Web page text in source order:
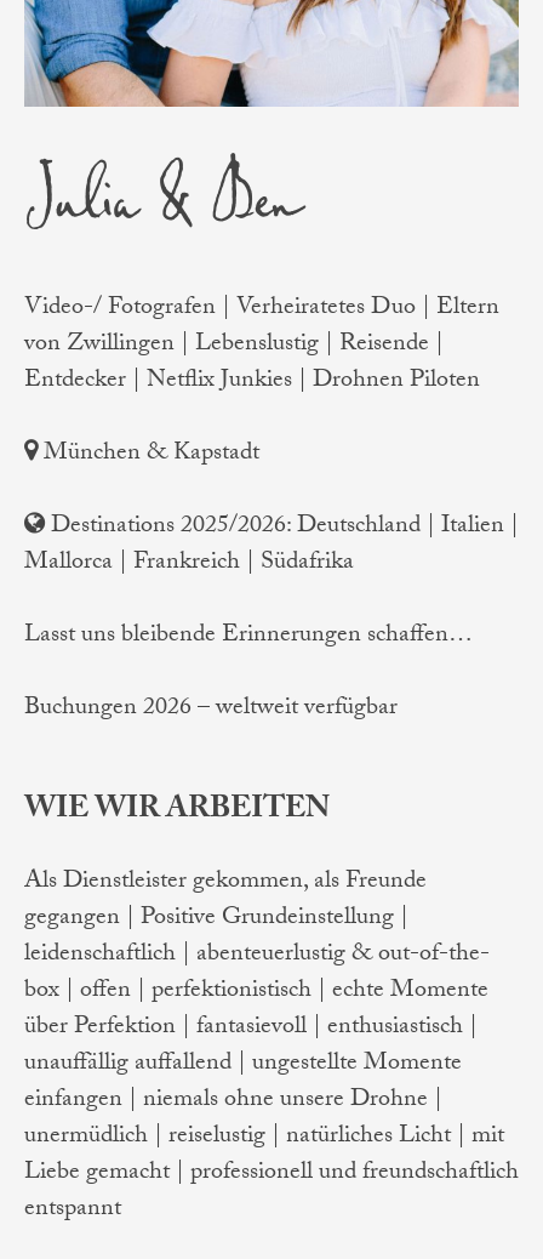
Julia & Ben
Video-/ Fotografen | Verheiratetes Duo | Eltern
von Zwillingen | Lebenslustig | Reisende |
Entdecker | Netflix Junkies | Drohnen Piloten
München & Kapstadt
Destinations 2025/2026: Deutschland | Italien |
Mallorca | Frankreich | Südafrika
Lasst uns bleibende Erinnerungen schaffen…
Buchungen 2026 – weltweit verfügbar
WIE WIR ARBEITEN
Als Dienstleister gekommen, als Freunde
gegangen | Positive Grundeinstellung |
leidenschaftlich | abenteuerlustig & out-of-the-
box | offen | perfektionistisch | echte Momente
über Perfektion | fantasievoll | enthusiastisch |
unauffällig auffallend | ungestellte Momente
einfangen | niemals ohne unsere Drohne |
unermüdlich | reiselustig | natürliches Licht | mit
Liebe gemacht | professionell und freundschaftlich
entspannt